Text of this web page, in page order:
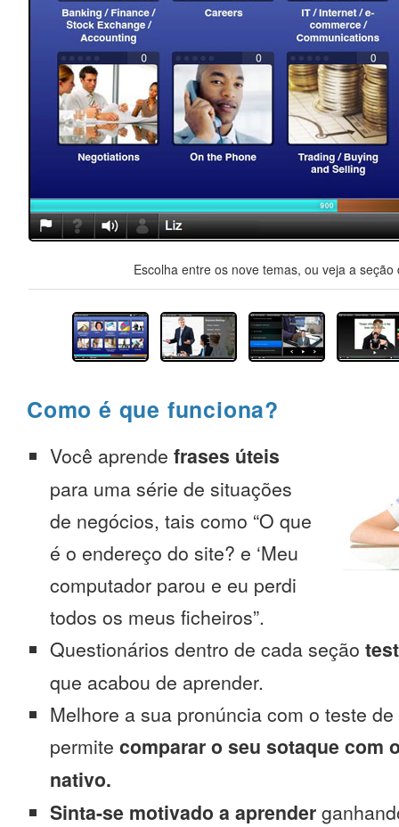
Escolha entre os nove temas, ou veja a
Como é que funciona?
Você aprende frases úteis
para uma série de situações
de negócios, tais como “O que
é o endereço do site? e ‘Meu
computador parou e eu perdi
todos os meus ficheiros”.
Questionários dentro de cada seção
que acabou de aprender.
Melhore a sua pronúncia com o teste
permite comparar o seu sotaque com
nativo.
Sinta-se motivado a aprender